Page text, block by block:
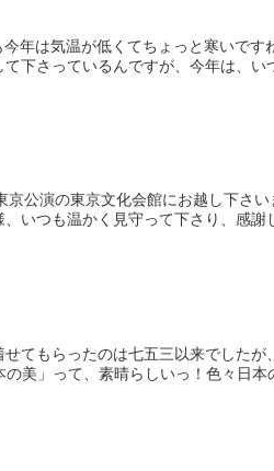
年は気温が低くてちょっと寒いです
下さっているんですが、今年は、い
公演の東京文化会館にお越し下さ
いつも温かく見守って下さり、感謝
てもらったのは七五三以来でしたが
美」って、素晴らしいっ！色々日